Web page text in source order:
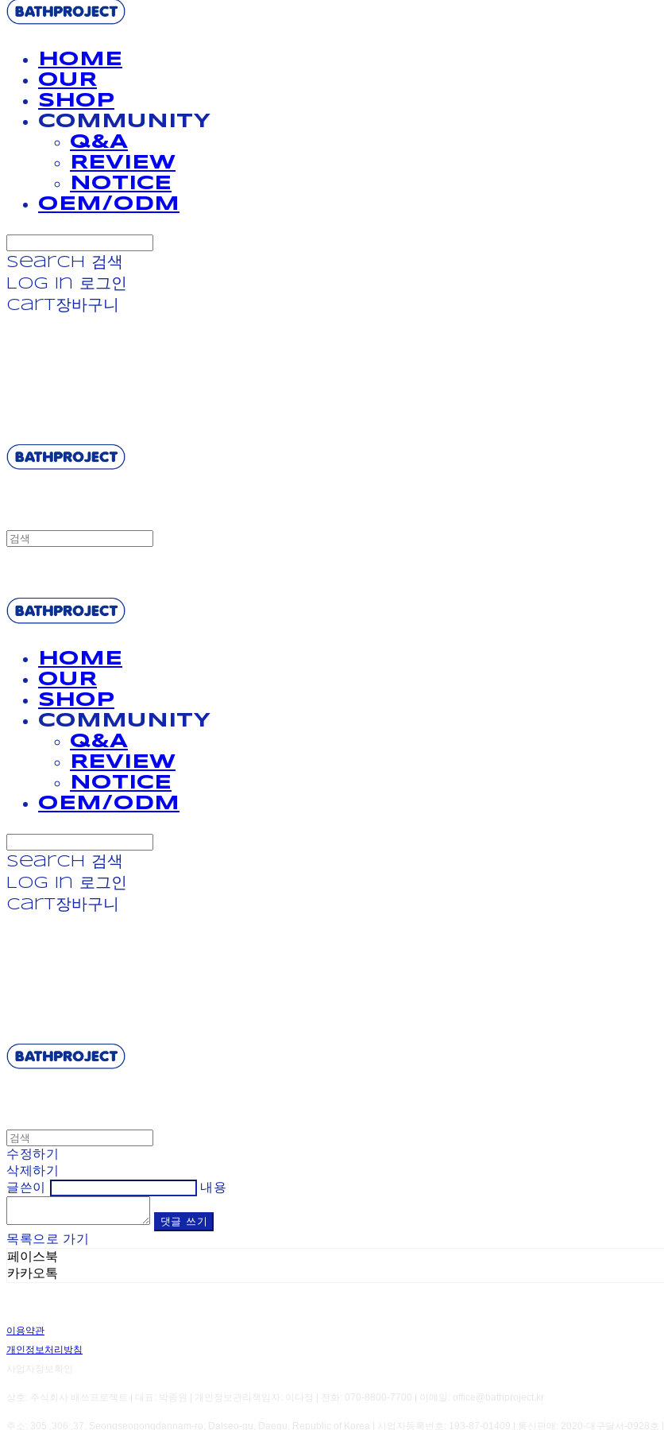
HOME
OUR
SHOP
COMMUNITY
Q&A
REVIEW
NOTICE
OEM/ODM
Search
검색
Log In
로그인
Cart장바구니
HOME
OUR
SHOP
COMMUNITY
Q&A
REVIEW
NOTICE
OEM/ODM
Search
검색
Log In
로그인
Cart장바구니
수정하기
삭제하기
글쓴이
내용
댓글 쓰기
목록으로 가기
페이스북
카카오톡
이용약관
개인정보처리방침
사업자정보확인
상호: 주식회사 배쓰프로젝트 | 대표: 박종원 | 개인정보관리책임자: 이다정 | 전화: 070-8800-7700 | 이메일: office@bathproject.kr
주소: 305 ,306 ,37, Seongseogongdannam-ro, Dalseo-gu, Daegu, Republic of Korea | 사업자등록번호: 193-87-01409 2020-대구달서-0928호